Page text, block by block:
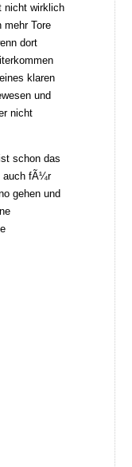
nicht wirklich
mehr Tore
dort
klaren
und
nicht
schon das
auch fÃ¼r
gehen und